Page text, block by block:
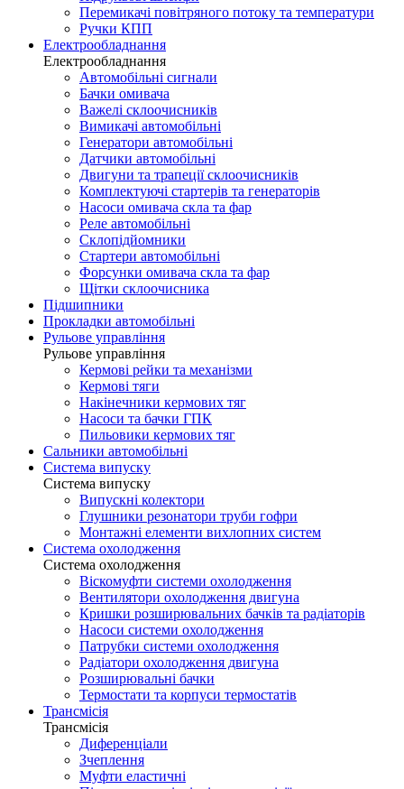
Перемикачі повітряного потоку та температури
Ручки КПП
Електрообладнання
Електрообладнання
Автомобільні сигнали
Бачки омивача
Важелі склоочисників
Вимикачі автомобільні
Генератори автомобільні
Датчики автомобільні
Двигуни та трапеції склоочисників
Комплектуючі стартерів та генераторів
Насоси омивача скла та фар
Реле автомобільні
Склопідйомники
Стартери автомобільні
Форсунки омивача скла та фар
Щітки склоочисника
Підшипники
Прокладки автомобільні
Рульове управління
Рульове управління
Кермові рейки та механізми
Кермові тяги
Накінечники кермових тяг
Насоси та бачки ГПК
Пильовики кермових тяг
Сальники автомобільні
Система випуску
Система випуску
Випускні колектори
Глушники резонатори труби гофри
Монтажні елементи вихлопних систем
Система охолодження
Система охолодження
Віскомуфти системи охолодження
Вентилятори охолодження двигуна
Кришки розширювальних бачків та радіаторів
Насоси системи охолодження
Патрубки системи охолодження
Радіатори охолодження двигуна
Розширювальні бачки
Термостати та корпуси термостатів
Трансмісія
Трансмісія
Диференціали
Зчеплення
Муфти еластичні